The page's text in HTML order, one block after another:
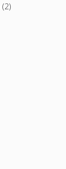
(2)